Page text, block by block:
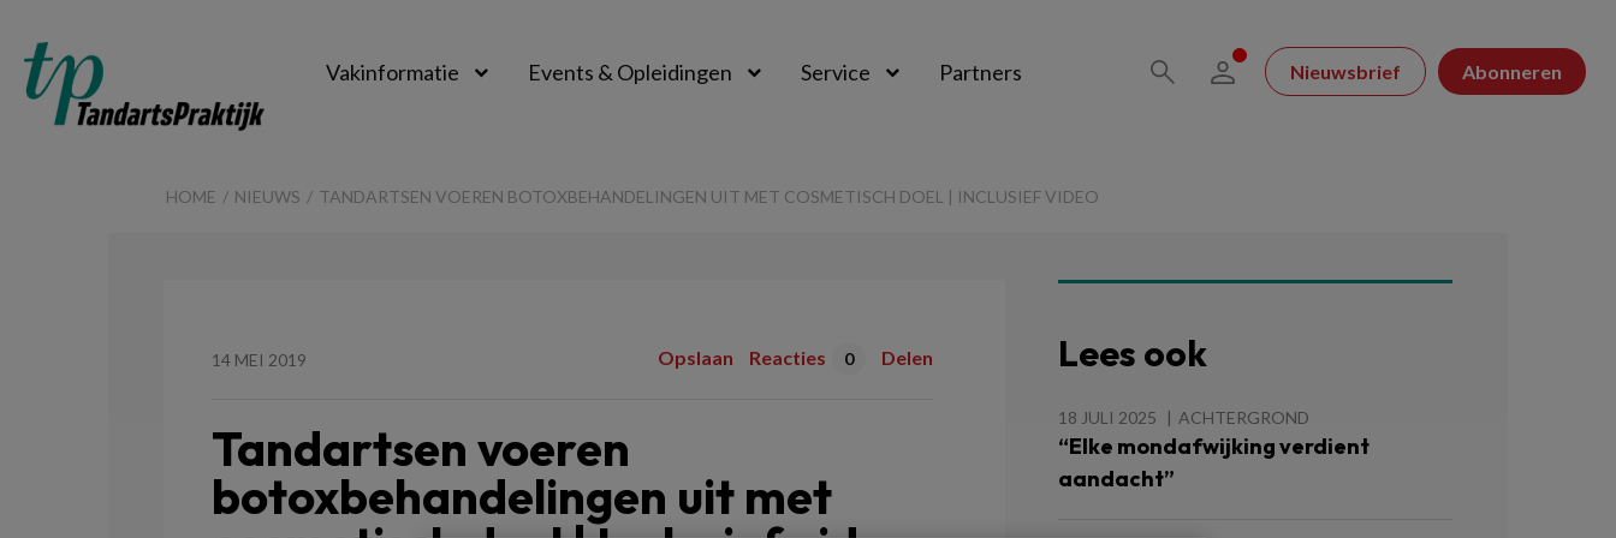
Vakinformatie Events & Opleidingen Service Partners Nieuwsbrief Abonneren
HOME NIEUWS TANDARTSEN VOEREN BOTOXBEHANDELINGEN UIT MET COSMETISCH DOEL | INCLUSIEF VIDEO
14 MEI 2019 Opslaan Reacties 0 Delen
Tandartsen voeren
botoxbehandelingen uit met
Lees ook
18 JULI 2025 ACHTERGROND
“Elke mondafwijking verdient
aandacht”